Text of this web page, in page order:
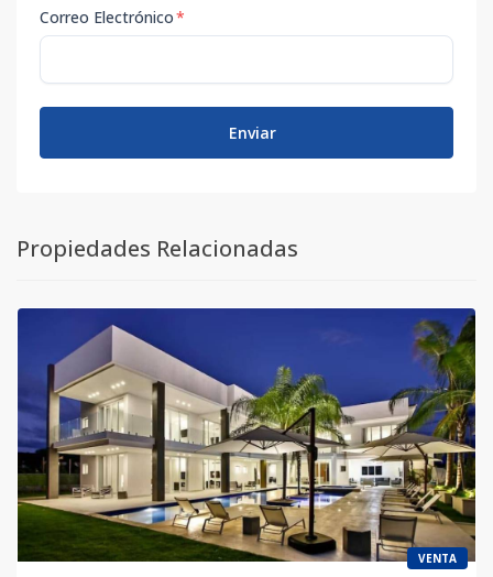
Correo Electrónico*
Enviar
Propiedades Relacionadas
VENTA